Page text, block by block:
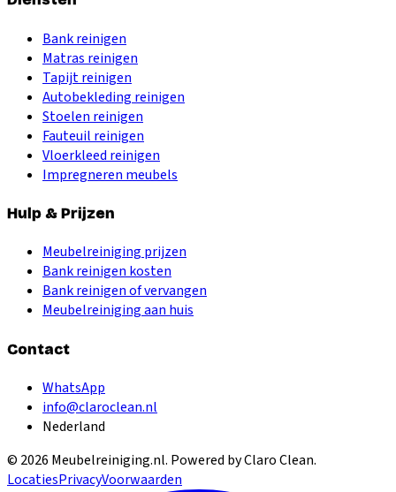
Bank reinigen
Matras reinigen
Tapijt reinigen
Autobekleding reinigen
Stoelen reinigen
Fauteuil reinigen
Vloerkleed reinigen
Impregneren meubels
Hulp & Prijzen
Meubelreiniging prijzen
Bank reinigen kosten
Bank reinigen of vervangen
Meubelreiniging aan huis
Contact
WhatsApp
info@claroclean.nl
Nederland
© 2026 Meubelreiniging.nl. Powered by Claro Clean.
LocatiesPrivacyVoorwaarden